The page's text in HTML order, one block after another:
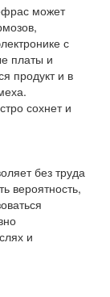
может
с
платы и
продукт и в
сохнет и
без труда
вероятность,
и